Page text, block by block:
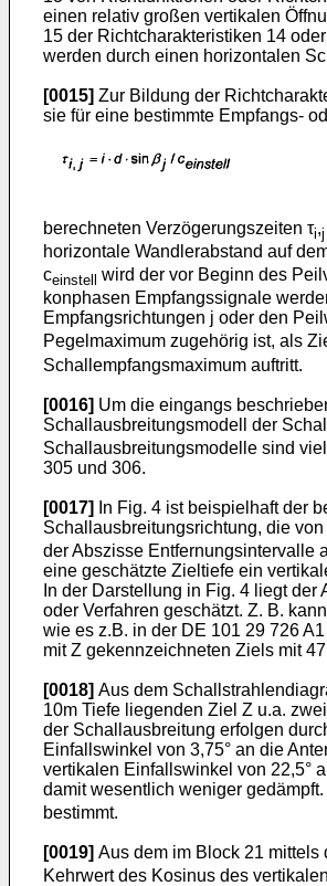
einen relativ großen vertikalen
15 der Richtcharakteristiken 14
werden durch einen horizontalen
[0015] Zur Bildung der
sie für eine bestimmte Empfangs-
berechneten Verzögerungszeiten τi,j
horizontale Wandlerabstand auf
ceinstell wird der vor Beginn des
konphasen Empfangssignale
Empfangsrichtungen j oder den
Pegelmaximum zugehörig ist, als
Schallempfangsmaximum auftritt.
[0016] Um die eingangs
Schallausbreitungsmodell der
Schallausbreitungsmodelle sind
305 und 306.
[0017]
In Fig. 4 ist beispielhaft der
Schallausbreitungsrichtung, die
der Abszisse Entfernungsintervalle
eine geschätzte Zieltiefe ein
In der Darstellung in Fig. 4 liegt
oder Verfahren geschätzt. Z. B.
wie es z.B. in der DE 101 29 726 A1
mit Z gekennzeichneten Ziels mit
[0018] Aus dem
10m Tiefe liegenden Ziel Z u.a.
der Schallausbreitung erfolgen
Einfallswinkel von 3,75° an die
vertikalen Einfallswinkel von 22,5°
damit wesentlich weniger
bestimmt.
[0019] Aus dem im Block 21
Kehrwert des Kosinus des